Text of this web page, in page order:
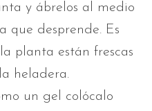
y ábrelos al medio
que desprende. Es
planta están frescas
heladera.
un gel colócalo